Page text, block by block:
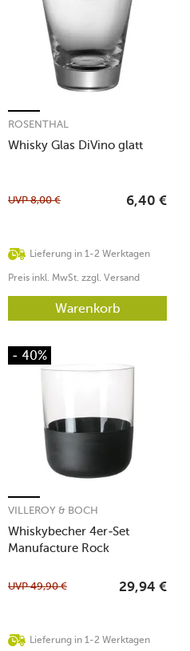
Whisky Glas DiVino glatt
ROSENTHAL
Lieferung in 1-2 Werktagen
UVP8,00 € 6,40 €
Preis inkl. MwSt. zzgl. Versand
Warenkorb
- 40%
Whiskybecher 4er-Set
Manufacture Rock
VILLEROY & BOCH
Lieferung in 1-2 Werktagen
UVP49,90 € 29,94 €